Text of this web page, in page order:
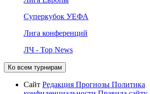
Суперкубок УЕФА
Лига конференций
ЛЧ - Top News
Ко всем турнирам
Сайт Редакция Прогнозы Политика